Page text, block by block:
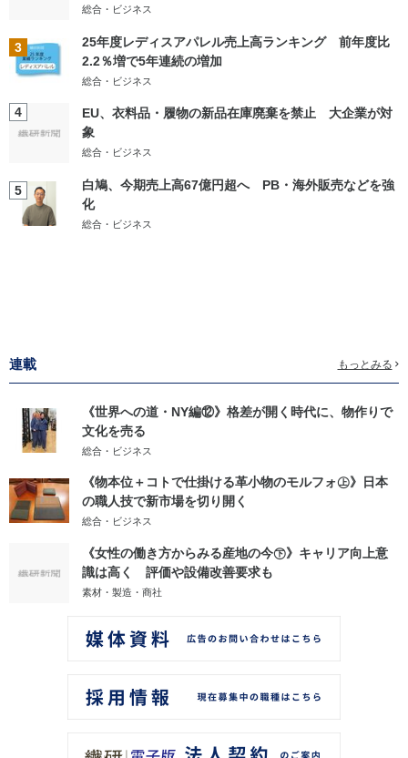
総合・ビジネス
3
25年度レディスアパレル売上高ランキング 前年度比
2.2％増で5年連続の増加
総合・ビジネス
4
EU、衣料品・履物の新品在庫廃棄を禁止 大企業が対
象
総合・ビジネス
5
白鳩、今期売上高67億円超へ PB・海外販売などを強
化
総合・ビジネス
連載 もっとみる
《世界への道・NY編⑫》格差が開く時代に、物作りで
文化を売る
総合・ビジネス
《物本位＋コトで仕掛ける革小物のモルフォ㊤》日本
の職人技で新市場を切り開く
総合・ビジネス
《女性の働き方からみる産地の今㊦》キャリア向上意
識は高く 評価や設備改善要求も
素材・製造・商社